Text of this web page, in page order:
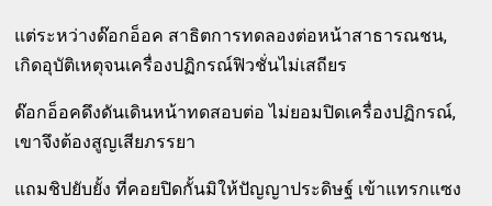
แต่ระหว่างด๊อกอ็อค สาธิตการทดลองต่อหน้าสาธารณชน,
เกิดอุบัติเหตุจนเครื่องปฏิกรณ์ฟิวชั่นไม่เสถียร
ด๊อกอ็อคดึงดันเดินหน้าทดสอบต่อ ไม่ยอมปิดเครื่องปฏิกรณ์,
เขาจึงต้องสูญเสียภรรยา
แถมชิปยับยั้ง ที่คอยปิดกั้นมิให้ปัญญาประดิษฐ์ เข้าแทรกแซง